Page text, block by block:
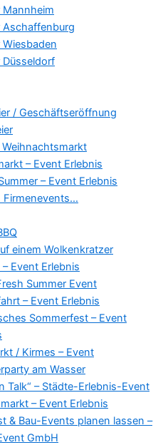
Aschaffenburg
Düsseldorf
/ Geschäftseröffnung
Weihnachtsmarkt
– Event Erlebnis
– Event Erlebnis
Firmenevents…
einem Wolkenkratzer
– Event Erlebnis
Summer Event
– Event Erlebnis
Sommerfest – Event
/ Kirmes – Event
am Wasser
Talk“ – Städte-Erlebnis-Event
– Event Erlebnis
& Bau-Events planen lassen –
GmbH